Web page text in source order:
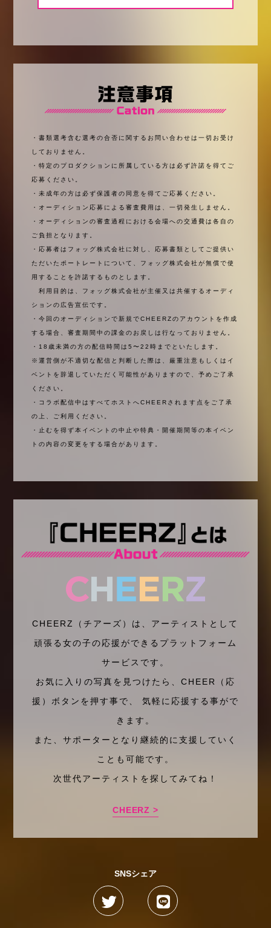
・書類選考含む選考の合否に関するお問い合わせは一切お受け
しておりません。
・特定のプロダクションに所属している方は必ず許諾を得てご
応募ください。
・未成年の方は必ず保護者の同意を得てご応募ください。
・オーディション応募による審査費用は、一切発生しません。
・オーディションの審査過程における会場への交通費は各自の
ご負担となります。
・応募者はフォッグ株式会社に対し、応募書類としてご提供い
ただいたポートレートについて、フォッグ株式会社が無償で使
用することを許諾するものとします。
利用目的は、フォッグ株式会社が主催又は共催するオーディ
ションの広告宣伝です。
・今回のオーディションで新規でCHEERZのアカウントを作成
する場合、審査期間中の課金のお戻しは行なっておりません。
・18歳未満の方の配信時間は5〜22時までといたします。
※運営側が不適切な配信と判断した際は、厳重注意もしくはイ
ベントを辞退していただく可能性がありますので、予めご了承
ください。
・コラボ配信中はすべてホストへCHEERされます点をご了承
の上、ご利用ください。
・止むを得ず本イベントの中止や特典・開催期間等の本イベン
トの内容の変更をする場合があります。
CHEERZ（チアーズ）は、アーティストとして
頑張る女の子の応援ができるプラットフォーム
サービスです。
お気に入りの写真を見つけたら、CHEER（応
援）ボタンを押す事で、 気軽に応援する事がで
きます。
また、サポーターとなり継続的に支援していく
ことも可能です。
次世代アーティストを探してみてね！
CHEERZ >
SNSシェア